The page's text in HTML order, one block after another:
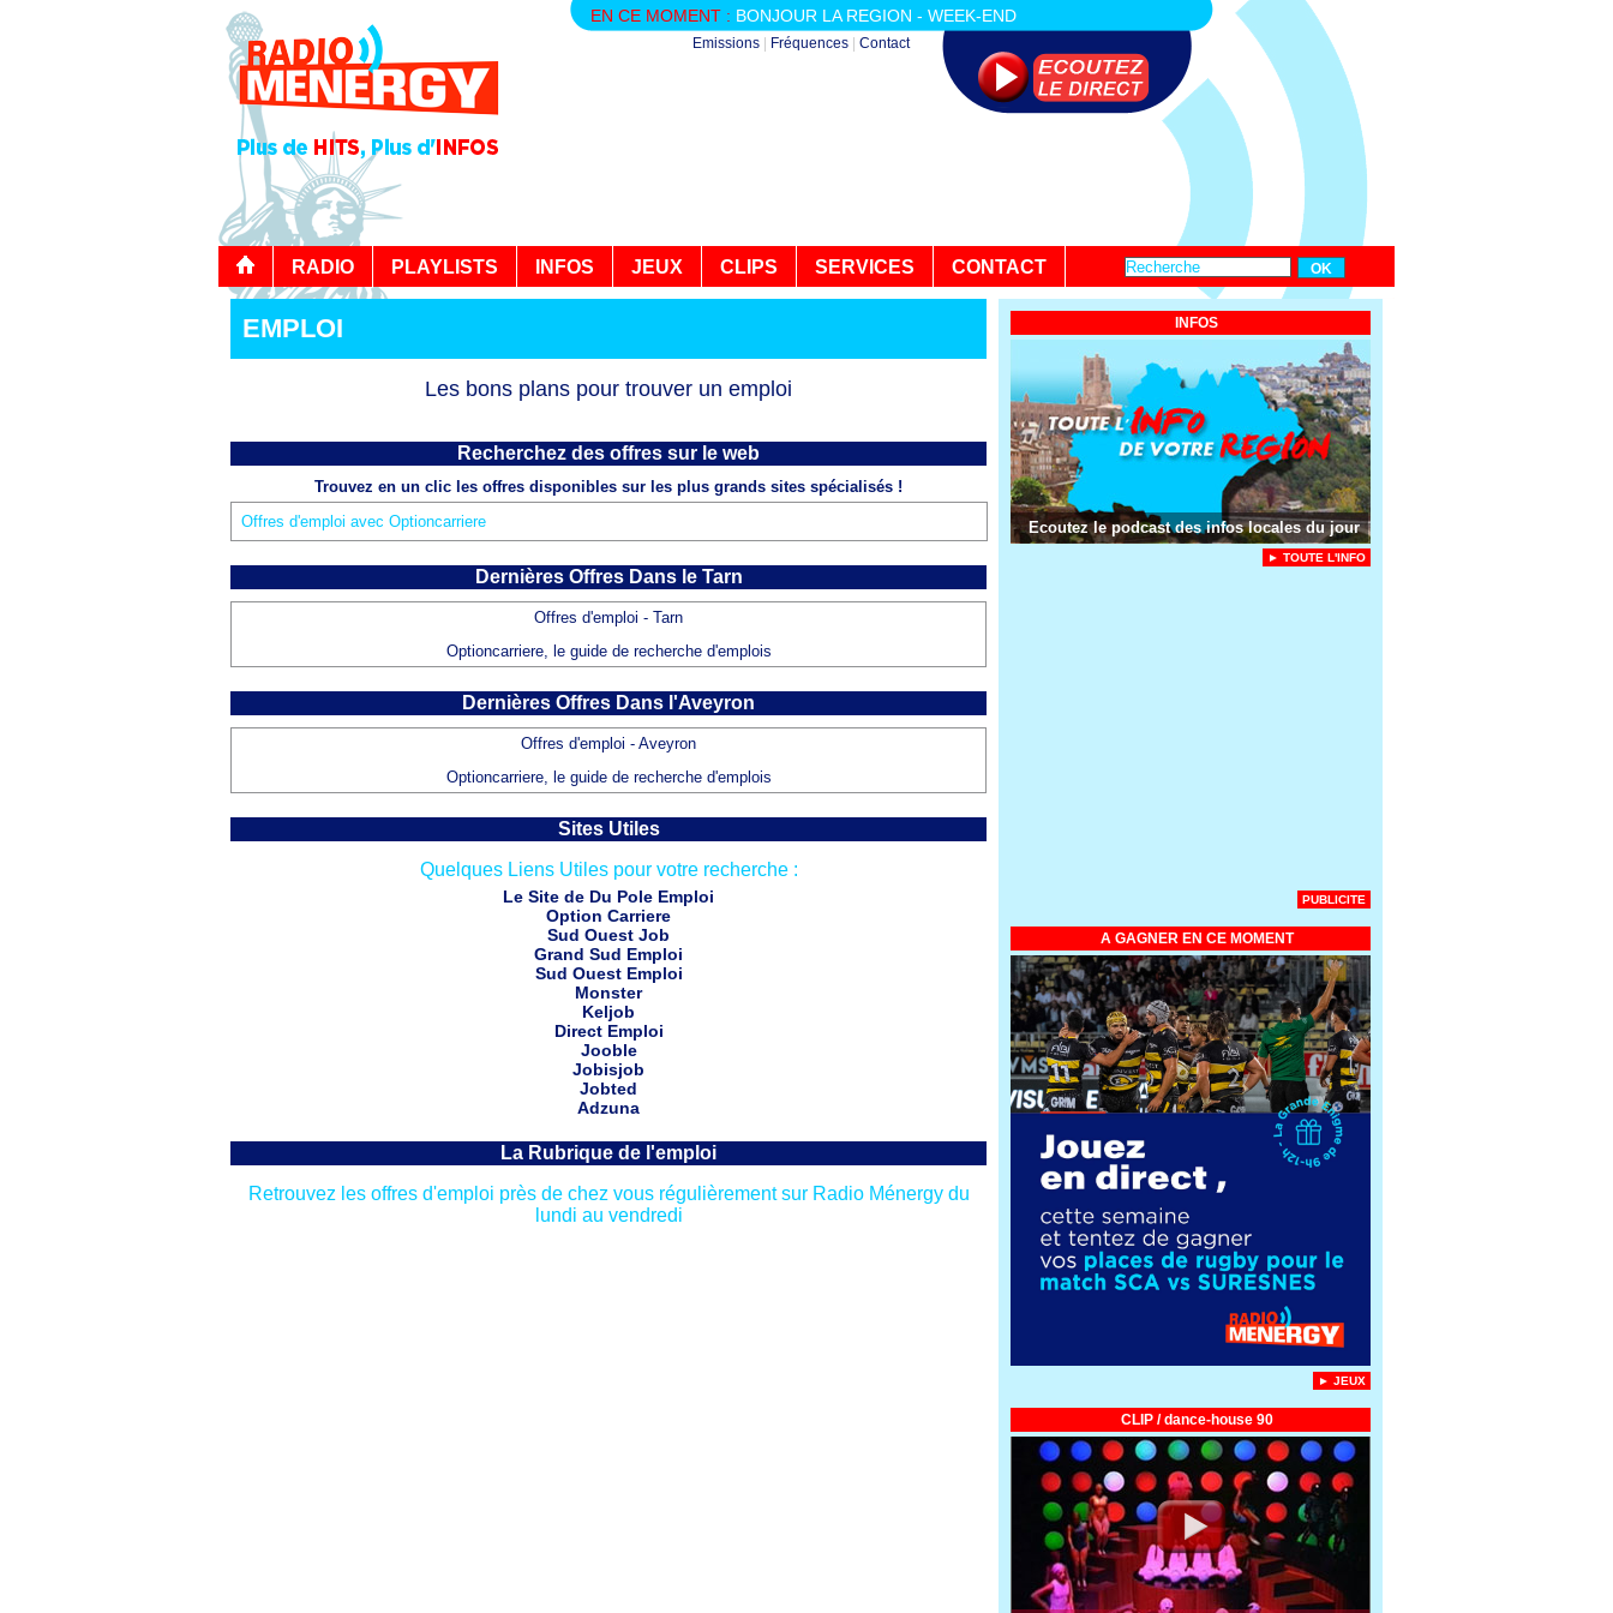
EN CE MOMENT : BONJOUR LA REGION - WEEK-END
Emissions Fréquences Contact
RADIO PLAYLISTS INFOS JEUX CLIPS SERVICES CONTACT
EMPLOI
Les bons plans pour trouver un emploi
Recherchez des offres sur le web
Trouvez en un clic les offres disponibles sur les plus grands sites spécialisés !
Offres d'emploi avec Optioncarriere
Dernières Offres Dans le Tarn
Offres d'emploi - Tarn
Optioncarriere, le guide de recherche d'emplois
Dernières Offres Dans l'Aveyron
Offres d'emploi - Aveyron
Optioncarriere, le guide de recherche d'emplois
Sites Utiles
Quelques Liens Utiles pour votre recherche :
Le Site de Du Pole Emploi
Option Carriere
Sud Ouest Job
Grand Sud Emploi
Sud Ouest Emploi
Monster
Keljob
Direct Emploi
Jooble
Jobisjob
Jobted
Adzuna
La Rubrique de l'emploi
Retrouvez les offres d'emploi près de chez vous régulièrement sur Radio Ménergy du
lundi au vendredi
INFOS
Ecoutez le podcast des infos locales du jour
► TOUTE L'INFO
PUBLICITE
A GAGNER EN CE MOMENT
► JEUX
CLIP / dance-house 90